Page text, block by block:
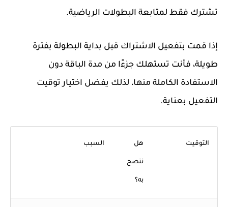
تشترك فقط لمتابعة البطولات الرياضية.
إذا قمت بتفعيل الاشتراك قبل بداية البطولة بفترة
طويلة، فأنت تستهلك جزءًا من مدة الباقة دون
الاستفادة الكاملة منها، لذلك يفضل اختيار توقيت
التفعيل بعناية.
التوقيت هل
ننصح
به؟
السبب